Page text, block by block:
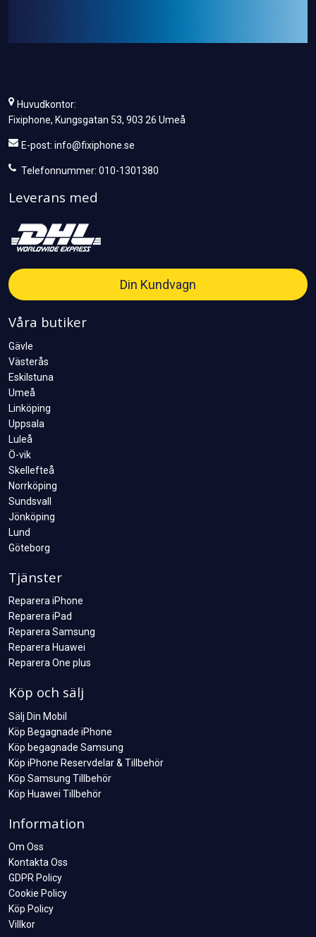
Huvudkontor:
Fixiphone, Kungsgatan 53, 903 26 Umeå
E-post: info@fixiphone.se
Telefonnummer: 010-1301380
Leverans med
Din Kundvagn
Våra butiker
Gävle
Västerås
Eskilstuna
Umeå
Linköping
Uppsala
Luleå
Ö-vik
Skellefteå
Norrköping
Sundsvall
Jönköping
Lund
Göteborg
Tjänster
Reparera iPhone
Reparera iPad
Reparera Samsung
Reparera Huawei
Reparera One plus
Köp och sälj
Sälj Din Mobil
Köp Begagnade iPhone
Köp begagnade Samsung
Köp iPhone Reservdelar & Tillbehör
Köp Samsung Tillbehör
Köp Huawei Tillbehör
Information
Om Oss
Kontakta Oss
GDPR Policy
Cookie Policy
Köp Policy
Villkor